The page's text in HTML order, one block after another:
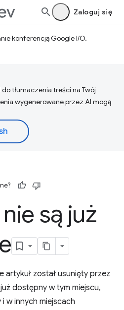
Zaloguj się
konferencją Google I/O.
tłumaczenia treści na Twój
wygenerowane przez AI mogą
są już
artykuł został usunięty przez
dostępny w tym miejscu,
w innych miejscach